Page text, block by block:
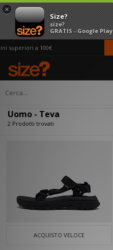
×
Size?
size?
GRATIS - Google Play
superiori a 100€
Home Uomo
Uomo - Teva
2 Prodotti trovati
ACQUISTO VELOCE